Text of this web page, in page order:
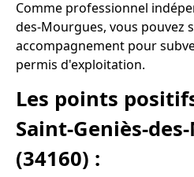
Comme professionnel
des-Mourgues, vous pouvez
accompagnement pour
permis d'exploitation.
Les points
Saint-Geniès-
(34160) :